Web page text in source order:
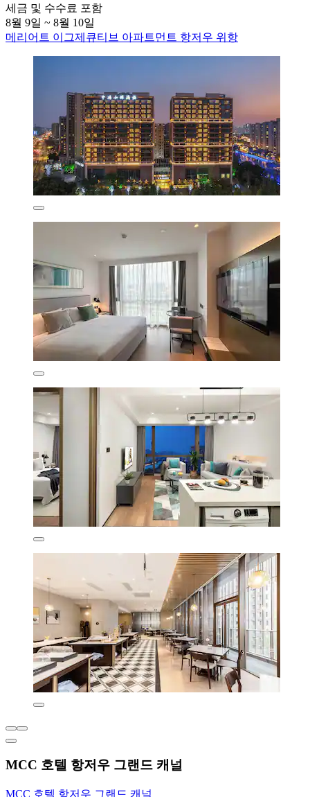
세금 및 수수료 포함
8월 9일 ~ 8월 10일
메리어트 이그제큐티브 아파트먼트 항저우 위항
MCC 호텔 항저우 그랜드 캐널
MCC 호텔 항저우 그랜드 캐널